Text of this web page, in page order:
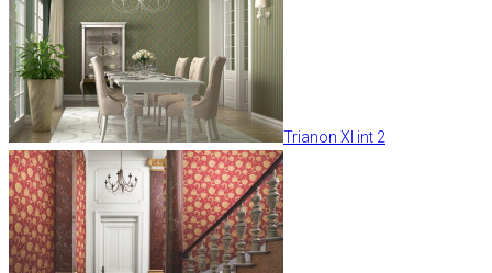
Trianon XI int 2